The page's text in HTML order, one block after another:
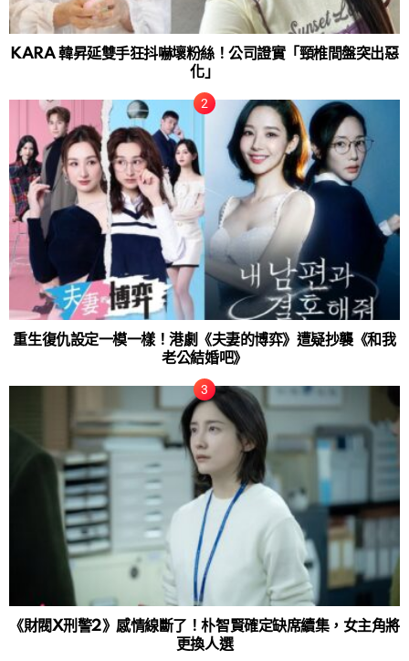
KARA 韓昇延雙手狂抖嚇壞粉絲！公司證實「頸椎間盤突出惡
化」
重生復仇設定一模一樣！港劇《夫妻的博弈》遭疑抄襲《和我
老公結婚吧》
《財閥X刑警2》感情線斷了！朴智賢確定缺席續集，女主角將
更換人選